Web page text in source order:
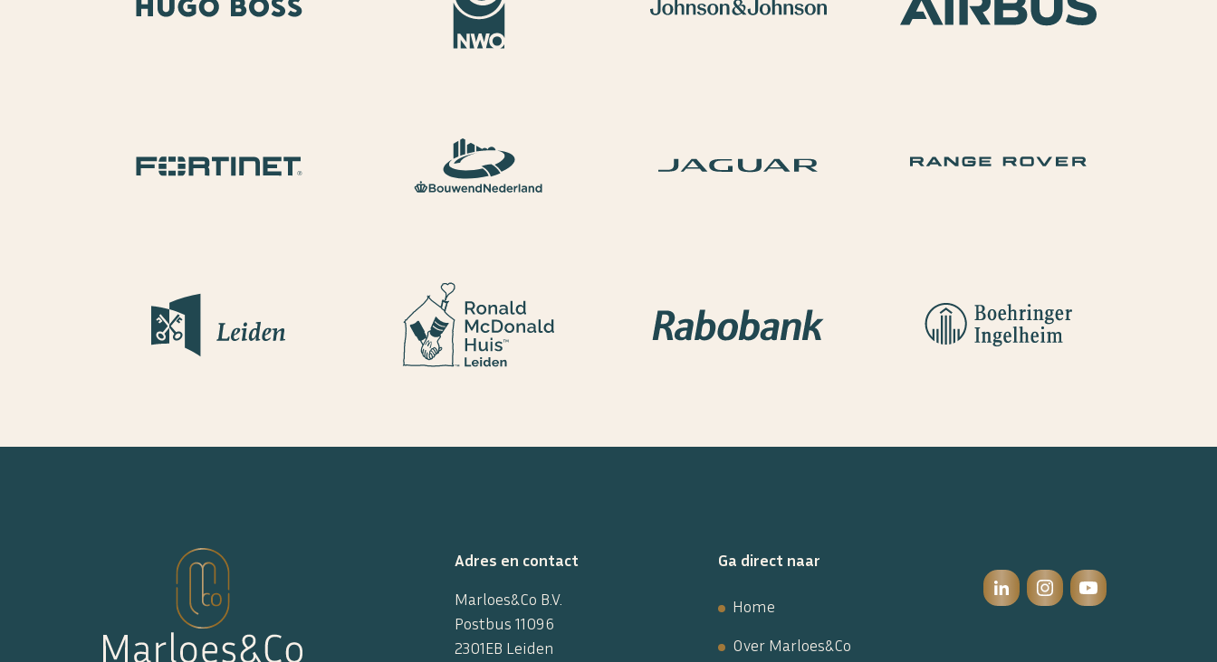
Adres en contact
Marloes&Co B.V.
Postbus 11096
2301EB Leiden
Ga direct naar
Home
Over Marloes&Co